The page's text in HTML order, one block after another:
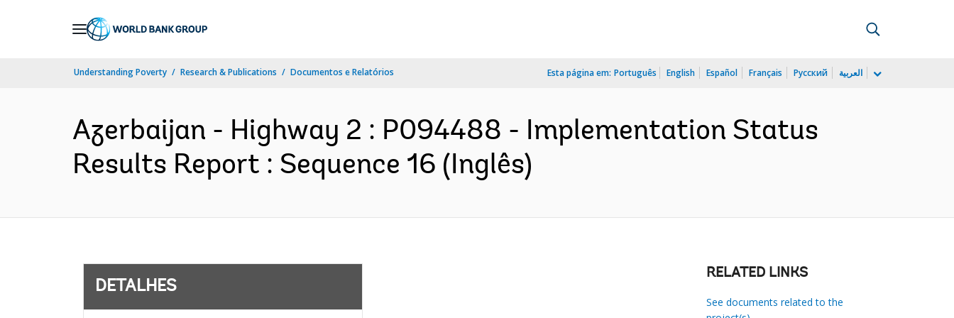
Understanding Poverty Research & Publications Documentos e Relatórios Esta página em: Português English Español Français Русский العربية
Azerbaijan - Highway 2 : P094488 - Implementation Status
Results Report : Sequence 16 (Inglês)
DETALHES
RELATED LINKS
See documents related to the